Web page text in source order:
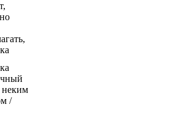
неким
/